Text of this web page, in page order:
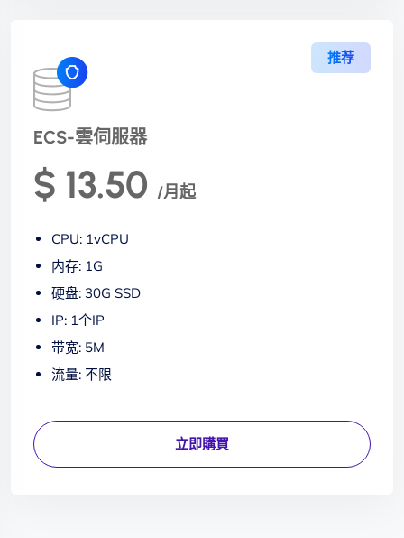
推荐
ECS-雲伺服器
$ 13.50 /月起
CPU: 1vCPU
内存: 1G
硬盘: 30G SSD
IP: 1个IP
带宽: 5M
流量: 不限
立即購買